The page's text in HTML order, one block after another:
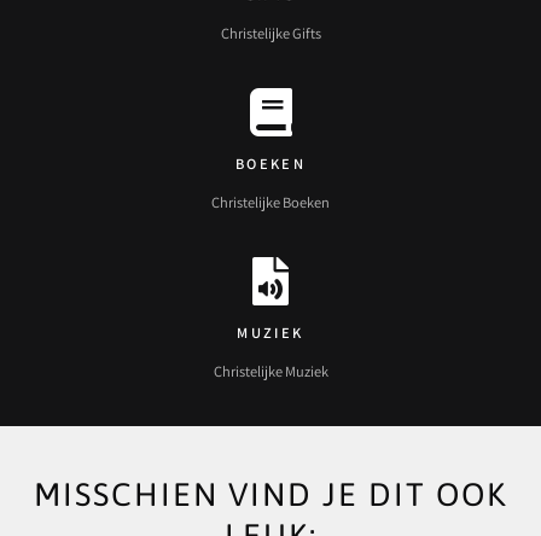
Christelijke Gifts
BOEKEN
Christelijke Boeken
MUZIEK
Christelijke Muziek
MISSCHIEN VIND JE DIT OOK